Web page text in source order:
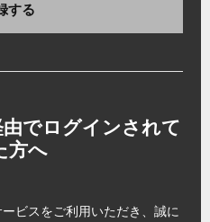
する
でログインされて
方へ
ビスをご利用いただき、誠に